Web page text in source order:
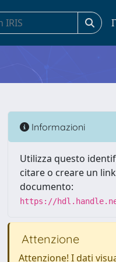
Informazioni
Utilizza questo
citare o creare un
documento:
https://
Attenzione
Attenzione! I dati